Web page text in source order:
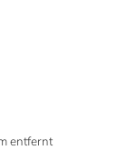
entfernt